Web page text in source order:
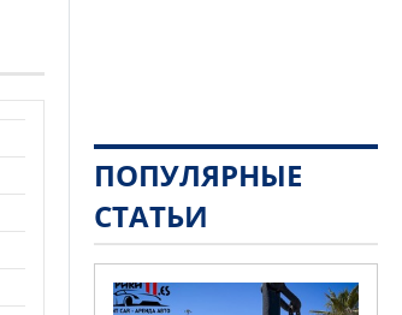
ПОПУЛЯРНЫЕ
СТАТЬИ